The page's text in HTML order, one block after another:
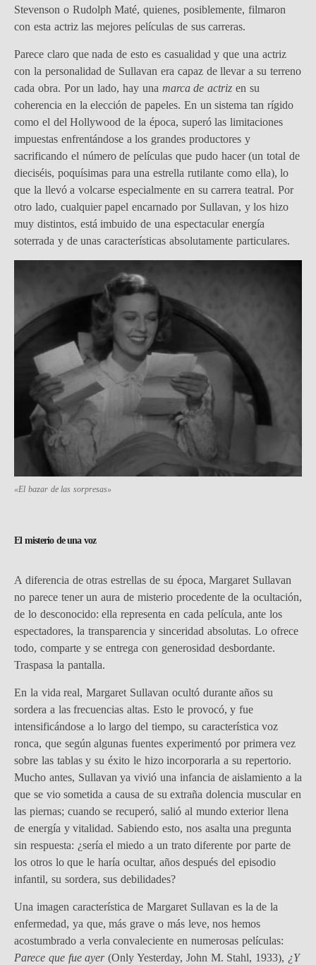
Stevenson o Rudolph Maté, quienes, posiblemente, filmaron
con esta actriz las mejores películas de sus carreras.
Parece claro que nada de esto es casualidad y que una actriz
con la personalidad de Sullavan era capaz de llevar a su terreno
cada obra. Por un lado, hay una marca de actriz en su
coherencia en la elección de papeles. En un sistema tan rígido
como el del Hollywood de la época, superó las limitaciones
impuestas enfrentándose a los grandes productores y
sacrificando el número de películas que pudo hacer (un total de
dieciséis, poquísimas para una estrella rutilante como ella), lo
que la llevó a volcarse especialmente en su carrera teatral. Por
otro lado, cualquier papel encarnado por Sullavan, y los hizo
muy distintos, está imbuido de una espectacular energía
soterrada y de unas características absolutamente particulares.
«El bazar de las sorpresas»
El misterio de una voz
A diferencia de otras estrellas de su época, Margaret Sullavan
no parece tener un aura de misterio procedente de la ocultación,
de lo desconocido: ella representa en cada película, ante los
espectadores, la transparencia y sinceridad absolutas. Lo ofrece
todo, comparte y se entrega con generosidad desbordante.
Traspasa la pantalla.
En la vida real, Margaret Sullavan ocultó durante años su
sordera a las frecuencias altas. Esto le provocó, y fue
intensificándose a lo largo del tiempo, su característica voz
ronca, que según algunas fuentes experimentó por primera vez
sobre las tablas y su éxito le hizo incorporarla a su repertorio.
Mucho antes, Sullavan ya vivió una infancia de aislamiento a la
que se vio sometida a causa de su extraña dolencia muscular en
las piernas; cuando se recuperó, salió al mundo exterior llena
de energía y vitalidad. Sabiendo esto, nos asalta una pregunta
sin respuesta: ¿sería el miedo a un trato diferente por parte de
los otros lo que le haría ocultar, años después del episodio
infantil, su sordera, sus debilidades?
Una imagen característica de Margaret Sullavan es la de la
enfermedad, ya que, más grave o más leve, nos hemos
acostumbrado a verla convaleciente en numerosas películas:
Parece que fue ayer(Only Yesterday, John M. Stahl, 1933), ¿Y